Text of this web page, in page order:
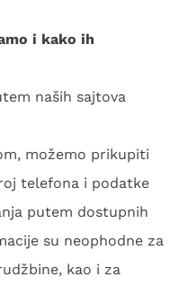
i kako ih
naših sajtova
, možemo prikupiti
telefona i podatke
putem dostupnih
su neophodne za
kao i za